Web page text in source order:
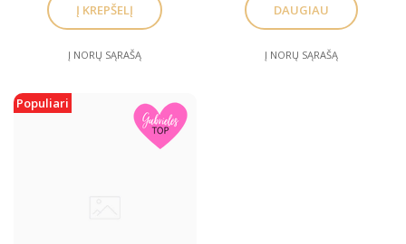
Į NORŲ SĄRAŠĄ
DAUGIAU
Į NORŲ SĄRAŠĄ
Populiari